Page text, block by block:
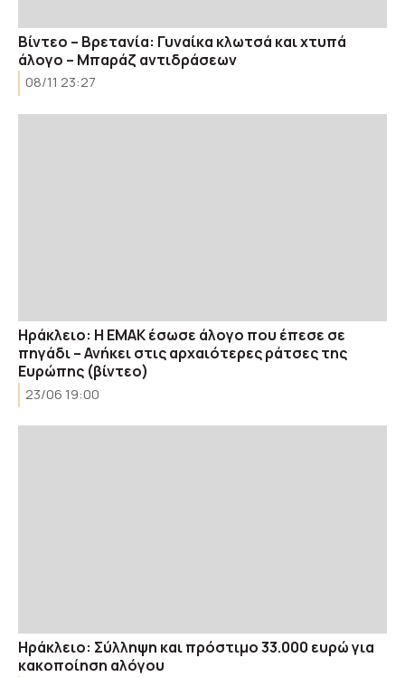
Βίντεο – Βρετανία: Γυναίκα κλωτσά και χτυπά
άλογο – Μπαράζ αντιδράσεων
08/11 23:27
Ηράκλειο: Η ΕΜΑΚ έσωσε άλογο που έπεσε σε
πηγάδι – Ανήκει στις αρχαιότερες ράτσες της
Ευρώπης (βίντεο)
23/06 19:00
Ηράκλειο: Σύλληψη και πρόστιμο 33.000 ευρώ για
κακοποίηση αλόγου